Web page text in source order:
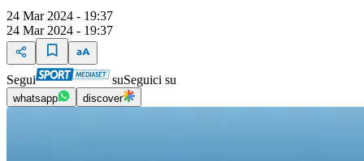
24 Mar 2024 - 19:37
24 Mar 2024 - 19:37
Segui suSeguici su
whatsapp discover